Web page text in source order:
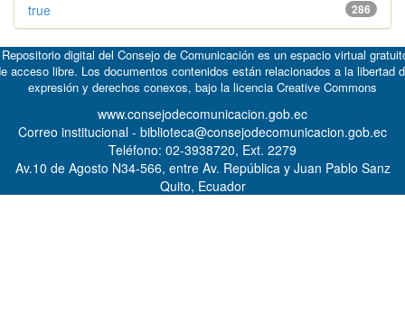
286
true
digital del Consejo de Comunicación es un espacio virtual
acceso libre. Los documentos contenidos están relacionados a la libertad
expresión y derechos conexos, bajo la licencia Creative Commons
www.consejodecomunicacion.gob.ec
Correo institucional - biblioteca@consejodecomunicacion.gob.ec
Teléfono: 02-3938720, Ext. 2279
Av.10 de Agosto N34-566, entre Av. República y Juan Pablo Sanz
Quito, Ecuador